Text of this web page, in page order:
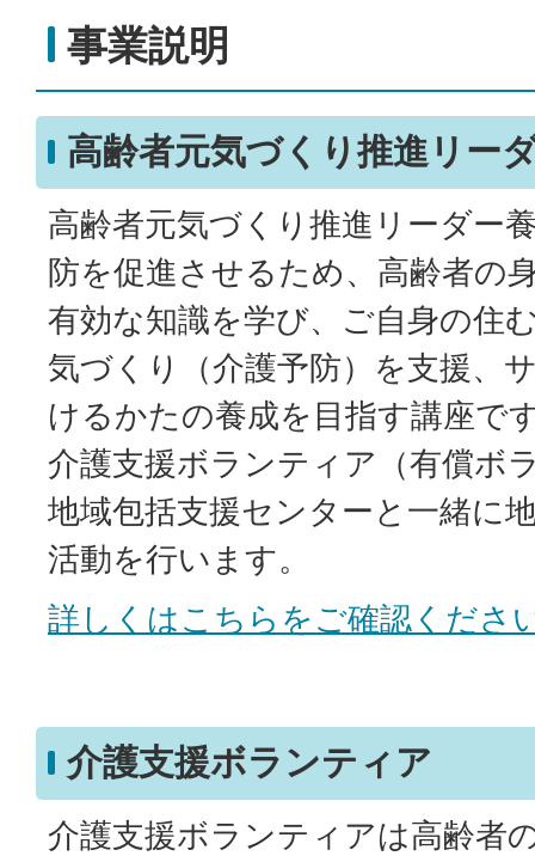
事業説明
高齢者元気づくり推進リー
高齢者元気づくり推進リーダー
防を促進させるため、高齢者の
有効な知識を学び、ご自身の住
気づくり（介護予防）を支援、
けるかたの養成を目指す講座で
介護支援ボランティア（有償ボ
地域包括支援センターと一緒に
活動を行います。
詳しくはこちらをご確認くださ
介護支援ボランティア
介護支援ボランティアは高齢者